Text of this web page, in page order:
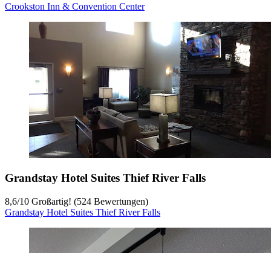
Crookston Inn & Convention Center
Grandstay Hotel Suites Thief River Falls
8,6/10 Großartig! (524 Bewertungen)
Grandstay Hotel Suites Thief River Falls